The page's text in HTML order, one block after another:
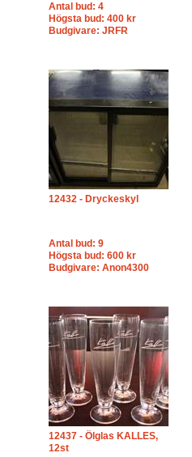
Antal bud: 4
Högsta bud: 400 kr
Budgivare: JRFR
12432 - Dryckeskyl
Antal bud: 9
Högsta bud: 600 kr
Budgivare: Anon4300
12437 - Ölglas KALLES,
12st